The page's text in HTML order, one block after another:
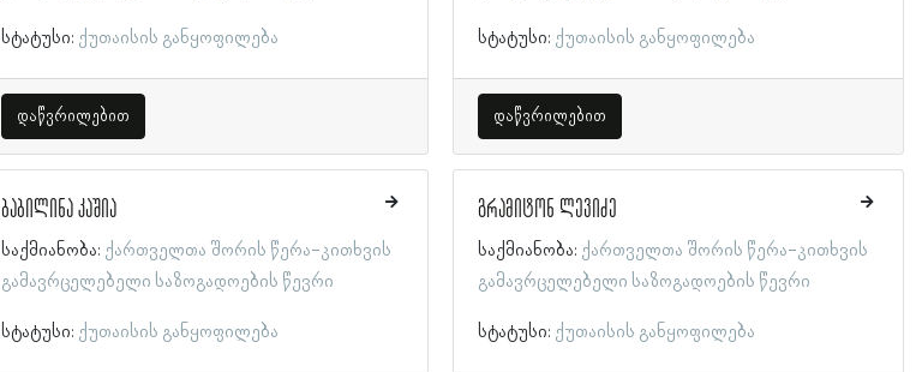
სტატუსი: ქუთაისის განყოფილება
დაწვრილებით
ბაბილინა კაშია
საქმიანობა: ქართველთა შორის წერა-კითხვის
გამავრცელებელი საზოგადოების წევრი
სტატუსი: ქუთაისის განყოფილება
სტატუსი: ქუთაისის განყოფილება
დაწვრილებით
გრამიტონ ლევიძე
საქმიანობა: ქართველთა შორის წერა-კითხვის
გამავრცელებელი საზოგადოების წევრი
სტატუსი: ქუთაისის განყოფილება